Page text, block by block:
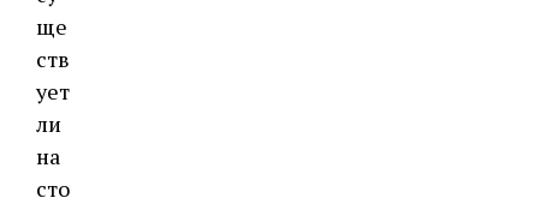
ще
ств
ует
ли
на
сто